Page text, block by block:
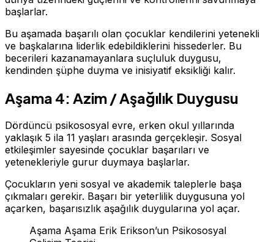
başlarlar.
Bu aşamada başarılı olan çocuklar kendilerini yetenekli
ve başkalarına liderlik edebildiklerini hissederler. Bu
becerileri kazanamayanlara suçluluk duygusu,
kendinden şüphe duyma ve inisiyatif eksikliği kalır.
Aşama 4: Azim / Aşağılık Duygusu
Dördüncü psikososyal evre, erken okul yıllarında
yaklaşık 5 ila 11 yaşları arasında gerçekleşir. Sosyal
etkileşimler sayesinde çocuklar başarıları ve
yetenekleriyle gurur duymaya başlarlar.
Çocukların yeni sosyal ve akademik taleplerle başa
çıkmaları gerekir. Başarı bir yeterlilik duygusuna yol
açarken, başarısızlık aşağılık duygularına yol açar.
Aşama Aşama Erik Erikson’un Psikososyal